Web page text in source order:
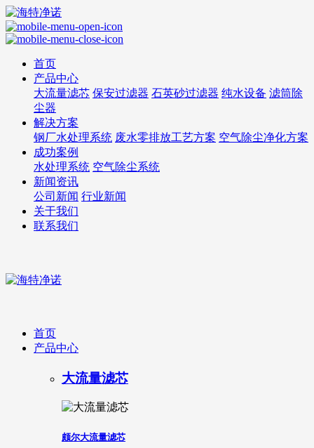
首页
产品中心
大流量滤芯 保安过滤器 石英砂过滤器 纯水设备 滤筒除
尘器
解决方案
钢厂水处理系统 废水零排放工艺方案 空气除尘净化方案
成功案例
水处理系统 空气除尘系统
新闻资讯
公司新闻 行业新闻
关于我们
联系我们
首页
产品中心
大流量滤芯
颇尔大流量滤芯